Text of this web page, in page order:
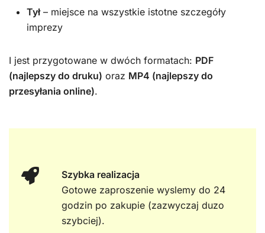
Tył– miejsce na wszystkie istotne szczegóły
imprezy
I jest przygotowane w dwóch formatach: PDF
(najlepszy do druku) oraz MP4 (najlepszy do
przesyłania online).
Szybka realizacja
Gotowe zaproszenie wyslemy do 24
godzin po zakupie (zazwyczaj duzo
szybciej).